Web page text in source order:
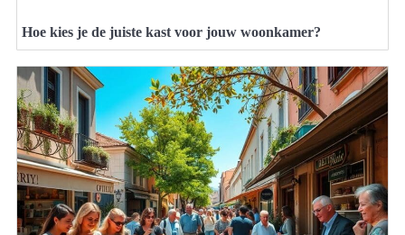
Hoe kies je de juiste kast voor jouw woonkamer?